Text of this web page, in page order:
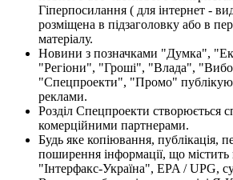
Гіперпосилання ( для інтернет -
розміщена в підзаголовку або в
матеріалу.
Новини з позначками "Думка",
"Регіони", "Гроші", "Влада",
"Спецпроекти", "Промо"
реклами.
Розділ Спецпроекти створюється
комерційними партнерами.
Будь яке копіювання, публікація,
поширення інформації, що
"Інтерфакс-Україна", EPA / UPG,